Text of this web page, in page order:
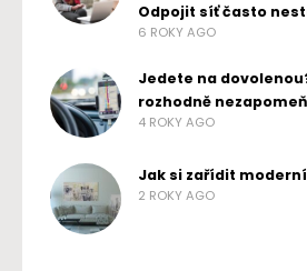
Odpojit síť často
6 ROKY AGO
Jedete na
rozhodně
4 ROKY AGO
Jak si zařídit
2 ROKY AGO